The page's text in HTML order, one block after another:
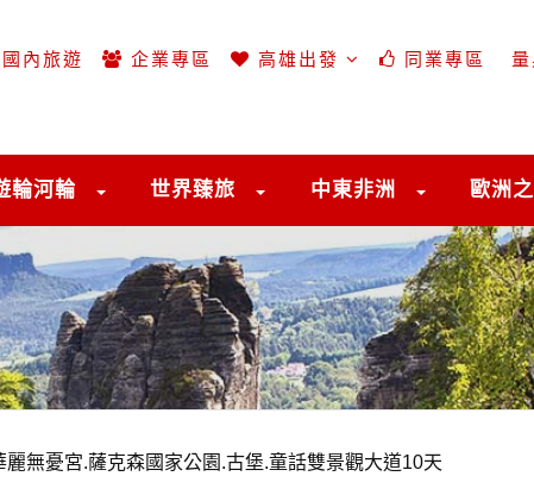
國內旅遊 企業專區 高雄出發 同業專區
輪河輪 世界臻旅 中東非洲 歐洲
麗無憂宮.薩克森國家公園.古堡.童話雙景觀大道10天